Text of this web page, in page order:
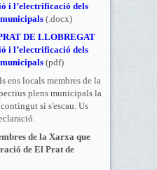
i l’electrificació dels
(.docx)
DE LLOBREGAT
i l’electrificació dels
(pdf)
ens locals membres de la
plens municipals la
si s'escau. Us
de la Xarxa que
de El Prat de